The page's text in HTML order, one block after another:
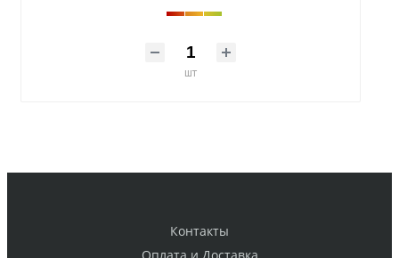
шт
Контакты